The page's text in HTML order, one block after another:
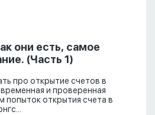
они есть, самое
(Часть 1)
про открытие счетов в
и проверенная
попыток открытия счета в